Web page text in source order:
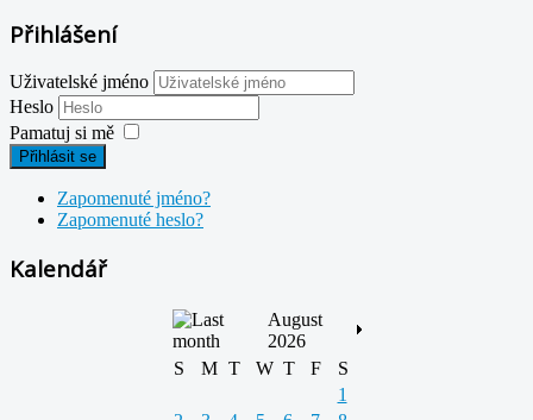
Přihlášení
Uživatelské jméno
Heslo
Pamatuj si mě
Přihlásit se
Zapomenuté jméno?
Zapomenuté heslo?
Kalendář
August
2026
S
M T W T F
S
1